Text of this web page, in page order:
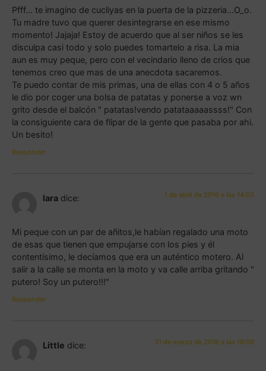
Pfff… te imagino de cucliyas en la puerta de la pizzeria…O_o.
Tu madre tuvo que querer desintegrarse en ese mismo
momento! Jajaja! Estoy de acuerdo que al ser niños se les
disculpa casi todo y solo puedes tomartelo a risa. La mia
aun es muy peque, pero con el vecindario lleno de crios que
tenemos creo que mas de una anecdota sacaremos.
Te puedo contar de mis primas, una de ellas con 4 o 5 años
le dio por coger una bolsa de patatas y ponerse a voz wn
grito desde el balcón " patatas!vendo patataaaaassss!" Con
la consiguiente cara de flipar de la gente que pasaba por ahi.
Un besito!
Responder
lara dice: 1 de abril de 2016 a las 14:03
Mi peque con un par de añitos,le habían regalado una moto
de esas que tienen que empujarse con los pies y él
contentísimo, le decíamos que era un auténtico motero. Al
salir a la calle se monta en la moto y va calle arriba gritando "
putero! Soy un putero!!!"
Responder
Little dice: 31 de marzo de 2016 a las 18:08